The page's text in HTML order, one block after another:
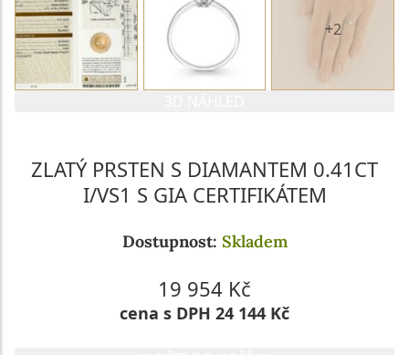
+2
ZLATÝ PRSTEN S DIAMANTEM 0.41CT
I/VS1 S GIA CERTIFIKÁTEM
Dostupnost: Skladem
19 954 Kč
cena s DPH 24 144 Kč